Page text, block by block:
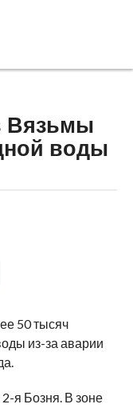
Вязьмы
воды
50 тысяч
из-за аварии
я Бозня. В зоне